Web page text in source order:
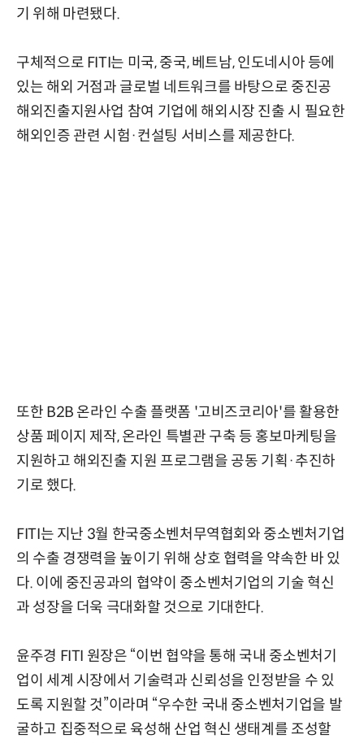
기 위해 마련됐다.
구체적으로 FITI는 미국, 중국, 베트남, 인도네시아 등에
있는 해외 거점과 글로벌 네트워크를 바탕으로 중진공
해외진출지원사업 참여 기업에 해외시장 진출 시 필요한
해외인증 관련 시험·컨설팅 서비스를 제공한다.
또한 B2B 온라인 수출 플랫폼 '고비즈코리아'를 활용한
상품 페이지 제작, 온라인 특별관 구축 등 홍보마케팅을
지원하고 해외진출 지원 프로그램을 공동 기획·추진하
기로 했다.
FITI는 지난 3월 한국중소벤처무역협회와 중소벤처기업
의 수출 경쟁력을 높이기 위해 상호 협력을 약속한 바 있
다. 이에 중진공과의 협약이 중소벤처기업의 기술 혁신
과 성장을 더욱 극대화할 것으로 기대한다.
윤주경 FITI 원장은 “이번 협약을 통해 국내 중소벤처기
업이 세계 시장에서 기술력과 신뢰성을 인정받을 수 있
도록 지원할 것”이라며 “우수한 국내 중소벤처기업을 발
굴하고 집중적으로 육성해 산업 혁신 생태계를 조성할